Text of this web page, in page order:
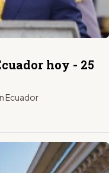
hoy - 25
Ecuador